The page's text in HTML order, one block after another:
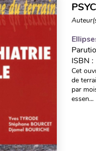
ISBN
Cet
de
par
essen...